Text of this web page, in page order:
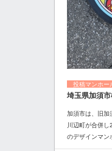
投稿マンホー
埼玉県加須
加須市は、旧加
川辺町が合併
のデザインマン